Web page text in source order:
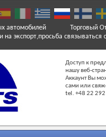
автомобилей
экспорт,просьба связываться
Торговый
Доступ к
нашу веб-
Аккаунт Вы
сами или
tel. +48 22